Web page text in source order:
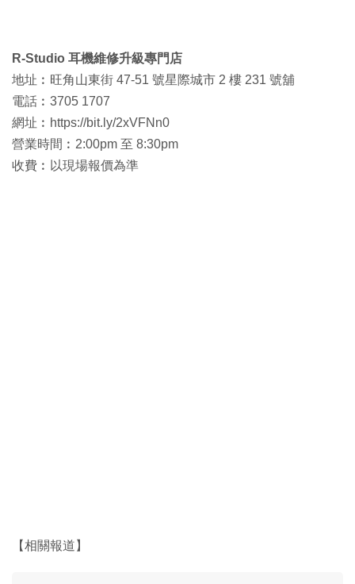
R-Studio 耳機維修升級專門店
地址︰旺角山東街 47-51 號星際城市 2 樓 231 號舖
電話︰3705 1707
網址︰https://bit.ly/2xVFNn0
營業時間︰2:00pm 至 8:30pm
收費︰以現場報價為準
【相關報道】